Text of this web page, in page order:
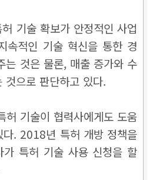
기술 확보가 안정적인 사업
속적인 기술 혁신을 통한 경
는 것은 물론, 매출 증가와 수
것으로 판단하고 있다.
허 기술이 협력사에게도 도움
. 2018년 특허 개방 정책을
가 특허 기술 사용 신청을 할